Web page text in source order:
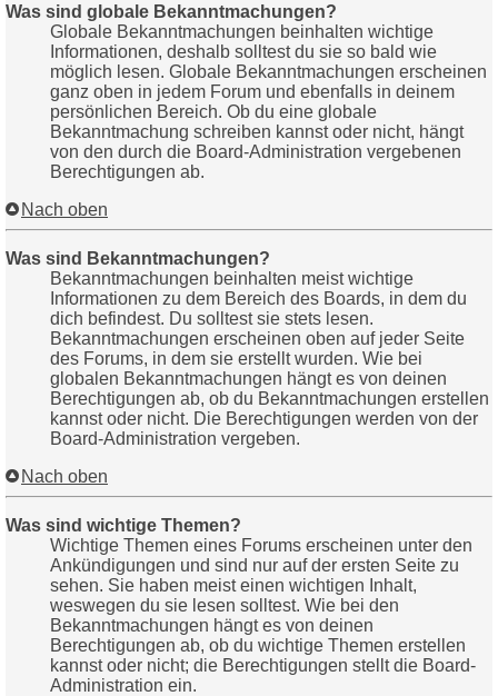
Was sind globale Bekanntmachungen?
Globale Bekanntmachungen beinhalten wichtige
Informationen, deshalb solltest du sie so bald wie
möglich lesen. Globale Bekanntmachungen erscheinen
ganz oben in jedem Forum und ebenfalls in deinem
persönlichen Bereich. Ob du eine globale
Bekanntmachung schreiben kannst oder nicht, hängt
von den durch die Board-Administration vergebenen
Berechtigungen ab.
Nach oben
Was sind Bekanntmachungen?
Bekanntmachungen beinhalten meist wichtige
Informationen zu dem Bereich des Boards, in dem du
dich befindest. Du solltest sie stets lesen.
Bekanntmachungen erscheinen oben auf jeder Seite
des Forums, in dem sie erstellt wurden. Wie bei
globalen Bekanntmachungen hängt es von deinen
Berechtigungen ab, ob du Bekanntmachungen erstellen
kannst oder nicht. Die Berechtigungen werden von der
Board-Administration vergeben.
Nach oben
Was sind wichtige Themen?
Wichtige Themen eines Forums erscheinen unter den
Ankündigungen und sind nur auf der ersten Seite zu
sehen. Sie haben meist einen wichtigen Inhalt,
weswegen du sie lesen solltest. Wie bei den
Bekanntmachungen hängt es von deinen
Berechtigungen ab, ob du wichtige Themen erstellen
kannst oder nicht; die Berechtigungen stellt die Board-
Administration ein.